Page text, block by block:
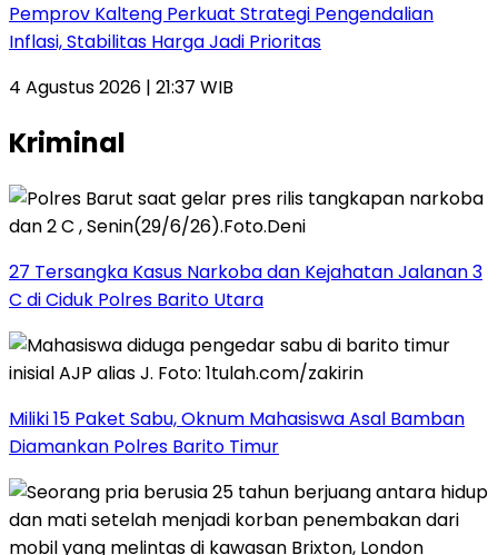
Pemprov Kalteng Perkuat Strategi Pengendalian
Inflasi, Stabilitas Harga Jadi Prioritas
4 Agustus 2026 | 21:37 WIB
Kriminal
27 Tersangka Kasus Narkoba dan Kejahatan Jalanan 3
C di Ciduk Polres Barito Utara
Miliki 15 Paket Sabu, Oknum Mahasiswa Asal Bamban
Diamankan Polres Barito Timur